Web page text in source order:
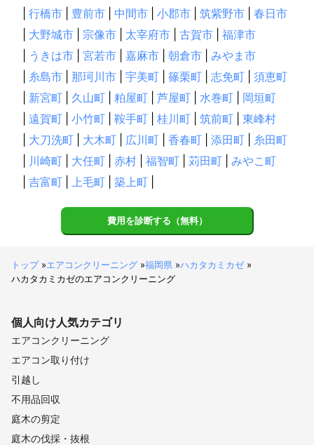
行橋市 豊前市 中間市 小郡市 筑紫野市
春日市
大野城市 宗像市 太宰府市 古賀市
福津市
うきは市 宮若市 嘉麻市 朝倉市
みやま市
糸島市 那珂川市 宇美町 篠栗町 志免町
須恵町
新宮町 久山町 粕屋町 芦屋町 水巻町
岡垣町
遠賀町 小竹町 鞍手町 桂川町 筑前町
東峰村
大刀洗町 大木町 広川町 香春町 添田町
糸田町
川崎町 大任町 赤村 福智町 苅田町
みやこ町
吉富町 上毛町 築上町
費用を診断する（無料）
トップ»エアコンクリーニング »福岡県 »ハカタカミカゼ »
ハカタカミカゼのエアコンクリーニング
個人向け人気カテゴリ
エアコンクリーニング
エアコン取り付け
引越し
不用品回収
庭木の剪定
庭木の伐採・抜根